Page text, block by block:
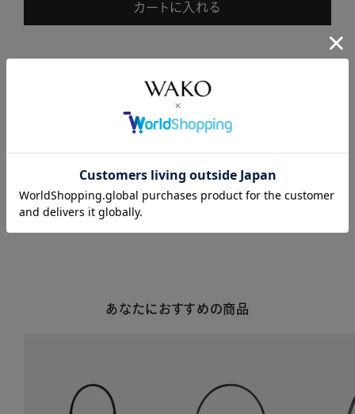
カートに入れる
注意事項・キャンセル・返品
あなたにおすすめの商品